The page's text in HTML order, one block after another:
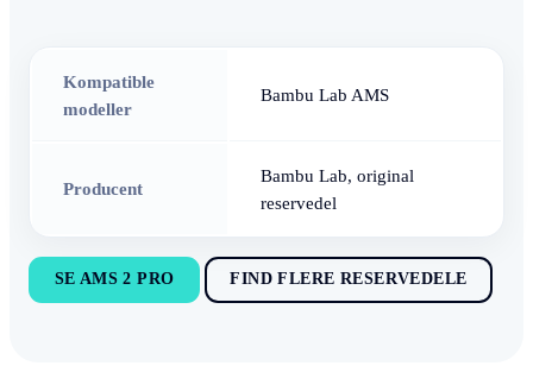
Kompatible
modeller
Bambu Lab AMS
Producent
Bambu Lab, original
reservedel
SE AMS 2 PRO FIND FLERE RESERVEDELE